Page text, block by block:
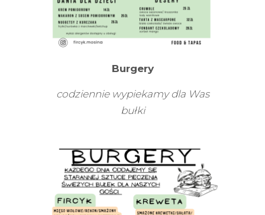
Burgery
codziennie wypiekamy dla Was
bułki